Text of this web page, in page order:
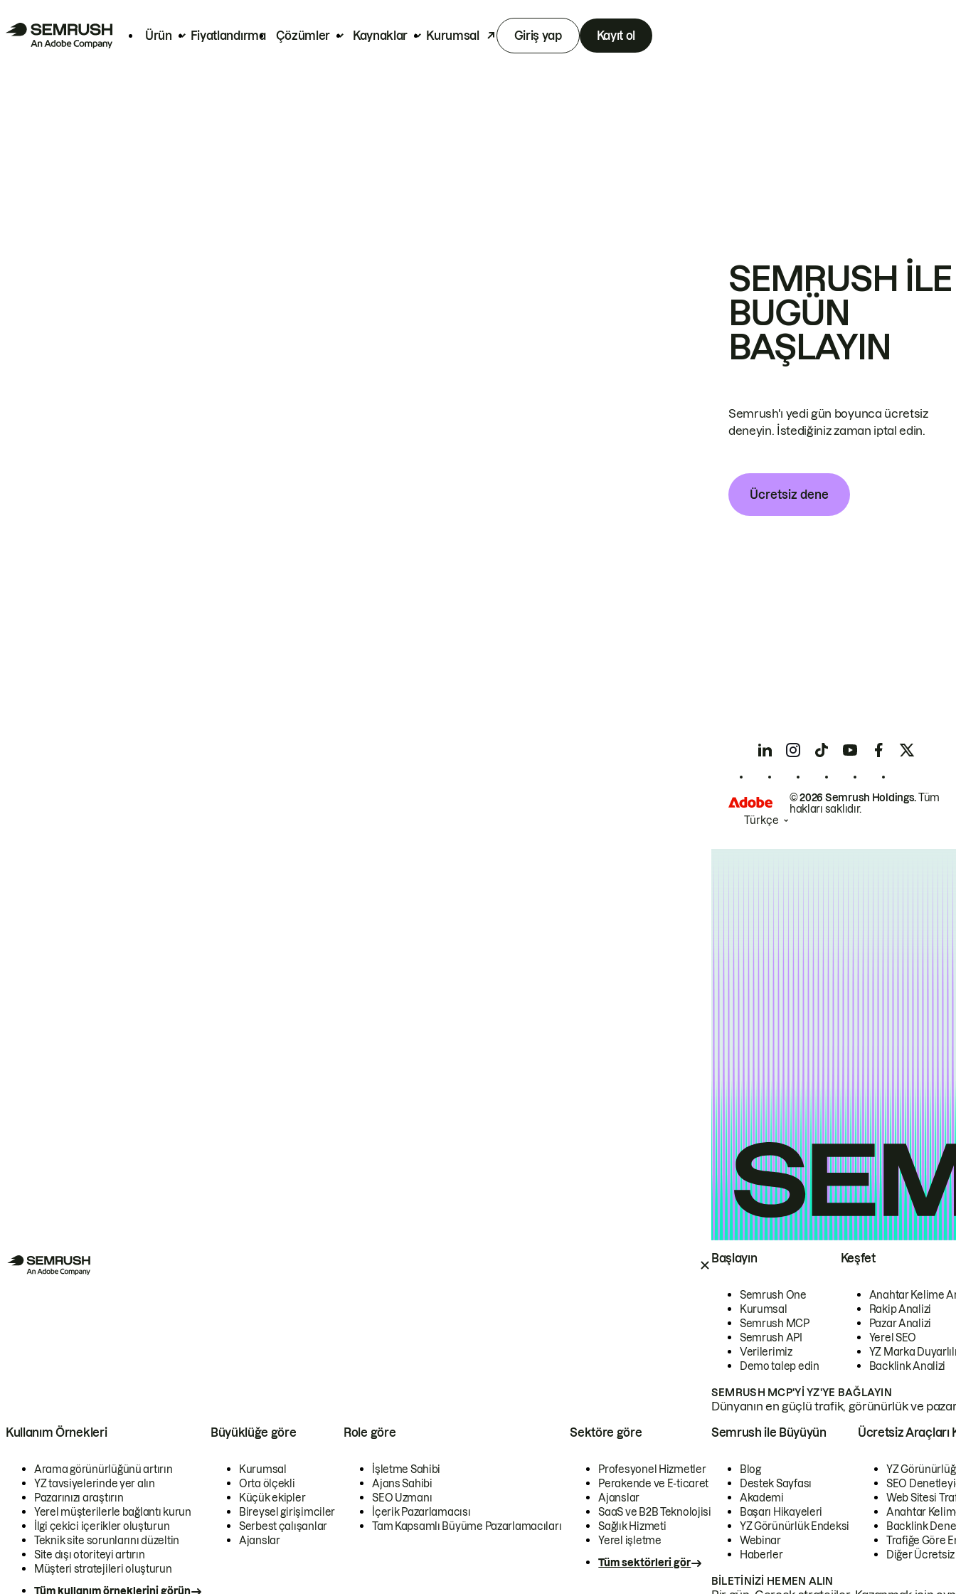
Ürün Fiyatlandırma Çözümler Kaynaklar Kurumsal Giriş yap Kayıt ol
Başlayın
Semrush One
Kurumsal
Semrush MCP
Semrush API
Verilerimiz
Demo talep edin
Keşfet
Anahtar Kelime
Rakip Analizi
Pazar Analizi
Yerel SEO
YZ Marka
Backlink Analizi
SEMRUSH MCP'YI YZ'YE BAĞLAYIN
Dünyanın en güçlü trafik, görünürlük ve
Kullanım Örnekleri
Arama görünürlüğünü artırın
YZ tavsiyelerinde yer alın
Pazarınızı araştırın
Yerel müşterilerle bağlantı kurun
İlgi çekici içerikler oluşturun
Teknik site sorunlarını düzeltin
Site dışı otoriteyi artırın
Müşteri stratejileri oluşturun
Tüm kullanım örneklerini görün
Büyüklüğe göre
Kurumsal
Orta ölçekli
Küçük ekipler
Bireysel girişimciler
Serbest çalışanlar
Ajanslar
Role göre
İşletme Sahibi
Ajans Sahibi
SEO Uzmanı
İçerik Pazarlamacısı
Tam Kapsamlı Büyüme Pazarlamacıları
Sektöre göre
Profesyonel Hizmetler
Perakende ve E-ticaret
Ajanslar
SaaS ve B2B Teknolojisi
Sağlık Hizmeti
Yerel işletme
Tüm sektörleri gör
Semrush ile Büyüyün
Blog
Destek Sayfası
Akademi
Başarı Hikayeleri
YZ Görünürlük Endeksi
Webinar
Haberler
Ücretsiz Araçları
YZ
SEO
Web Sitesi
Anahtar
Backlink
Trafiğe Göre
Diğer
BILETINIZI HEMEN ALIN
SEMRUSH ILE
BUGÜN
BAŞLAYIN
Semrush'ı yedi gün boyunca ücretsiz
deneyin. İstediğiniz zaman iptal edin.
Ücretsiz dene
© 2026 Semrush Holdings.Tüm
hakları saklıdır.
Türkçe